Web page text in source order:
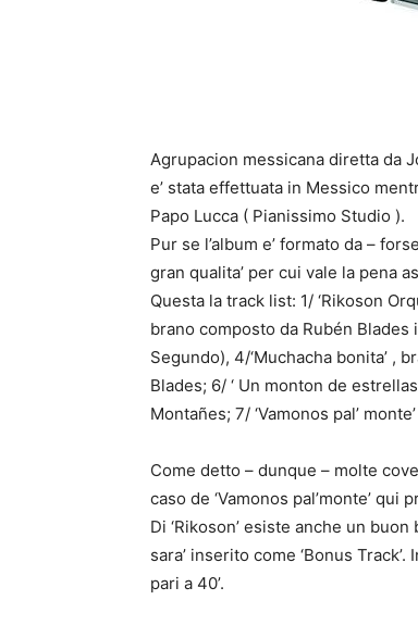
Agrupacion messicana diretta da
e’ stata effettuata in Messico
Papo Lucca ( Pianissimo Studio ).
Pur se l’album e’ formato da –
gran qualita’ per cui vale la pena
Questa la track list: 1/ ‘Rikoson
brano composto da Rubén Blades
Segundo), 4/‘Muchacha bonita’ ,
Blades; 6/ ‘ Un monton de
Montañes; 7/ ‘Vamonos pal’
Come detto – dunque – molte
caso de ‘Vamonos pal’monte’
Di ‘Rikoson’ esiste anche un buon
sara’ inserito come ‘Bonus
pari a 40’.